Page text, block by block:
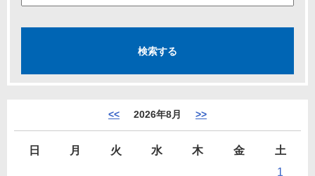
<< 2026年8月 >>
日 月 火 水 木 金
土
1